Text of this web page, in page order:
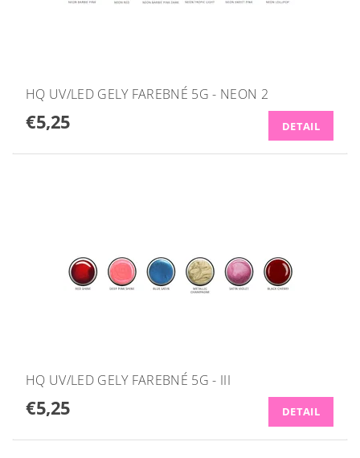
HQ UV/LED GELY FAREBNÉ 5G - NEON 2
€5,25 DETAIL
HQ UV/LED GELY FAREBNÉ 5G - III
€5,25 DETAIL